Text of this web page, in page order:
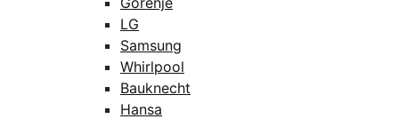
LG
Samsung
Whirlpool
Bauknecht
Hansa